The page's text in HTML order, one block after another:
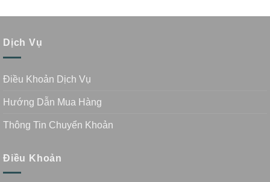
Dịch Vụ
Điều Khoản Dịch Vụ
Hướng Dẫn Mua Hàng
Thông Tin Chuyển Khoản
Điều Khoản